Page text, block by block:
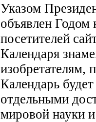
Указом
объявлен Годом
посетителей
Календаря
изобретателям,
Календарь
отдельными
мировой науки